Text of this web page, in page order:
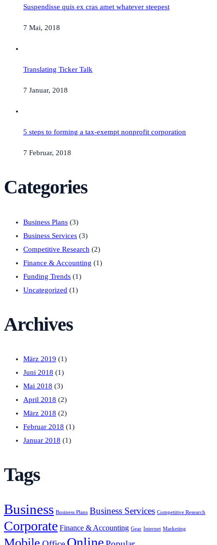
Suspendisse quis ex cras amet whatever steepest
7 Mai, 2018
Translating Ticker Talk
7 Januar, 2018
5 steps to forming a tax-exempt nonprofit corporation
7 Februar, 2018
Categories
Business Plans (3)
Business Services (3)
Competitive Research (2)
Finance & Accounting (1)
Funding Trends (1)
Uncategorized (1)
Archives
März 2019 (1)
Juni 2018 (1)
Mai 2018 (3)
April 2018 (2)
März 2018 (2)
Februar 2018 (1)
Januar 2018 (1)
Tags
Business Business Plans Business Services Competitive Research
Corporate Finance & Accounting Gear Internet Marketing